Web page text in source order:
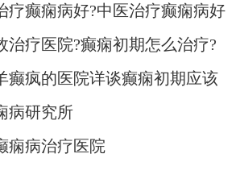
疗癫痫病好?中医治疗癫痫病好
治疗医院?癫痫初期怎么治疗?
癫疯的医院详谈癫痫初期应该
病研究所
痫病治疗医院